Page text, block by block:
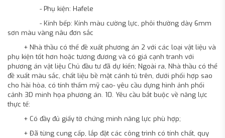
- Phụ kiện: Hafele
- Kính bếp: Kính màu cường lực, phôi thường dày 6mm
sơn màu vàng nâu đơn sắc
+ Nhà thầu có thể đề xuất phương án 2 với các loại vật liệu và
phụ kiện tốt hơn hoặc tương đương và có giá cạnh tranh với
phương án vật liệu Chủ đầu tư đã dự kiến; Ngoài ra, Nhà thầu có thể
đề xuất màu sắc, chất liệu bề mặt cánh tủ trên, dưới phối hợp sao
cho hài hòa, có tính thẩm mỹ cao- yêu cầu dựng hình ảnh phối
cảnh 3D minh họa phương án. 10. Yêu cầu bắt buộc về năng lực
thực tế:
+ Có đầy đủ giấy tờ chứng minh năng lực phù hợp;
+ Đã từng cung cấp, lắp đặt các công trình có tính chất, quy